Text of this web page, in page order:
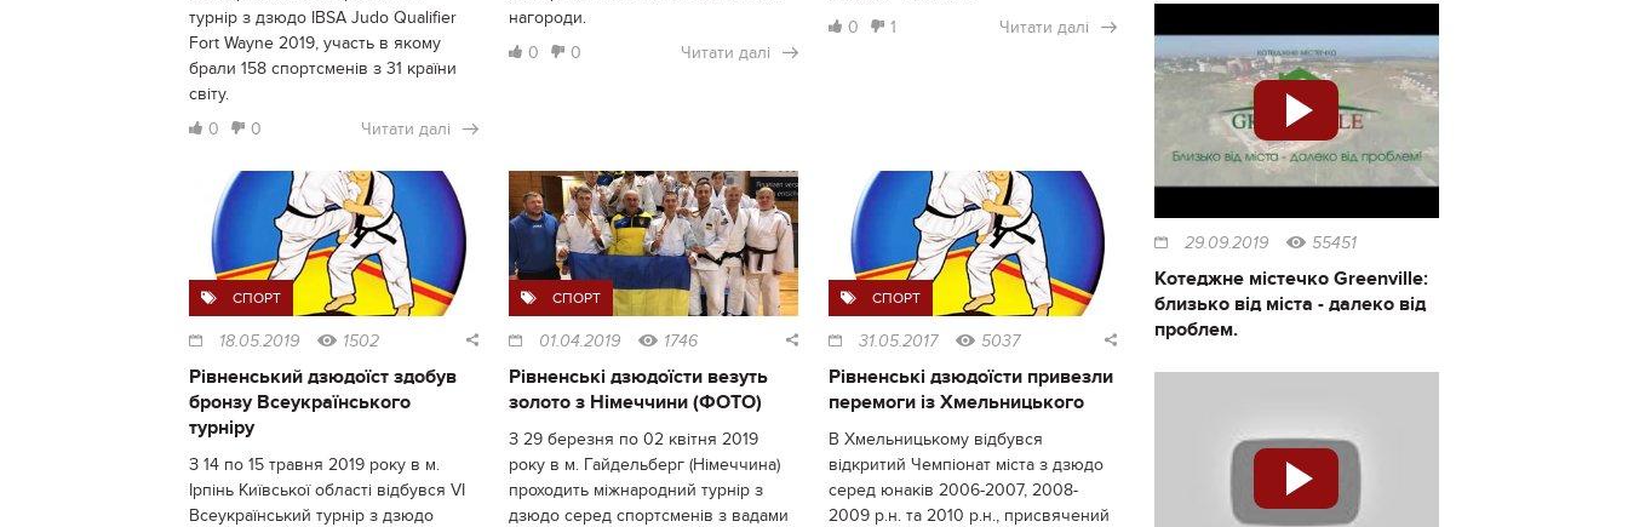
турнір з дзюдо IBSA Judo Qualifier
Fort Wayne 2019, участь в якому
брали 158 спортсменів з 31 країни
світу.
0
0 Читати далі
нагороди.
0
0 Читати далі
0
1 Читати далі
СПОРТ
18.05.2019 1502
Рівненський дзюдоїст здобув
бронзу Всеукраїнського
турніру
З 14 по 15 травня 2019 року в м.
Ірпінь Київської області відбувся VI
Всеукраїнський турнір з дзюдо
СПОРТ
01.04.2019 1746
Рівненські дзюдоїсти везуть
золото з Німеччини (ФОТО)
З 29 березня по 02 квітня 2019
року в м. Гайдельберг (Німеччина)
проходить міжнародний турнір з
дзюдо серед спортсменів з вадами
СПОРТ
31.05.2017 5037
Рівненські дзюдоїсти привезли
перемоги із Хмельницького
В Хмельницькому відбувся
відкритий Чемпіонат міста з дзюдо
серед юнаків 2006-2007, 2008-
2009 р.н. та 2010 р.н., присвячений
29.09.2019 55451
Котеджне містечко Greenville:
близько від міста - далеко від
проблем.